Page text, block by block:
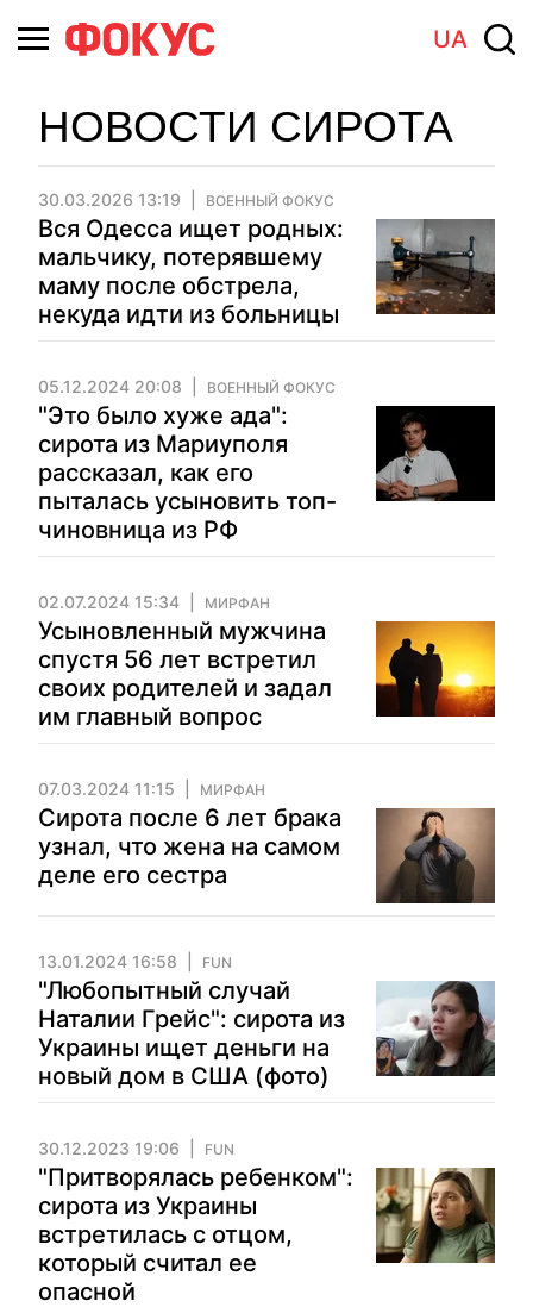
UA
НОВОСТИ СИРОТА
30.03.2026 13:19 ВОЕННЫЙ ФОКУС
Вся Одесса ищет родных:
мальчику, потерявшему
маму после обстрела,
некуда идти из больницы
05.12.2024 20:08 ВОЕННЫЙ ФОКУС
"Это было хуже ада":
сирота из Мариуполя
рассказал, как его
пыталась усыновить топ-
чиновница из РФ
02.07.2024 15:34 МИРФАН
Усыновленный мужчина
спустя 56 лет встретил
своих родителей и задал
им главный вопрос
07.03.2024 11:15 МИРФАН
Сирота после 6 лет брака
узнал, что жена на самом
деле его сестра
13.01.2024 16:58 FUN
"Любопытный случай
Наталии Грейс": сирота из
Украины ищет деньги на
новый дом в США (фото)
30.12.2023 19:06 FUN
"Притворялась ребенком":
сирота из Украины
встретилась с отцом,
который считал ее
опасной